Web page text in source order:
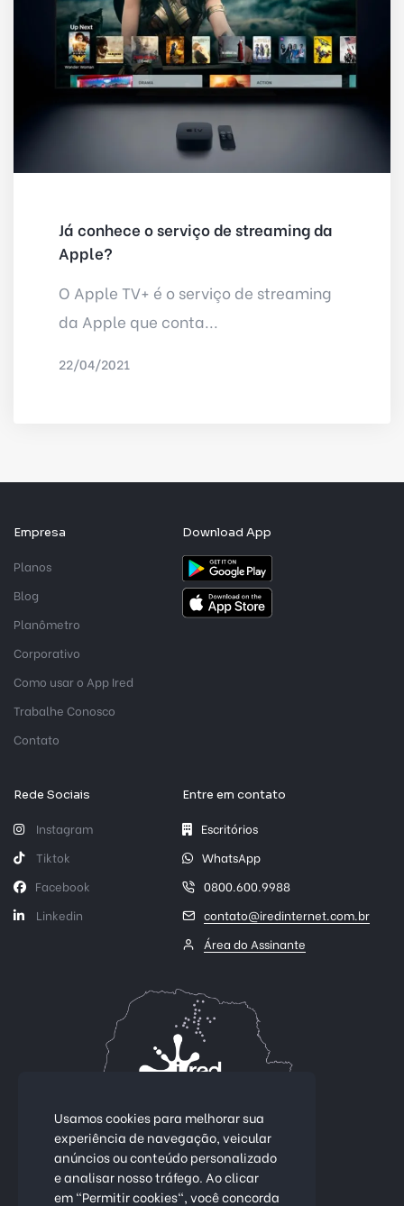
Já conhece o serviço de streaming da
Apple?
O Apple TV+ é o serviço de streaming
da Apple que conta...
22/04/2021
Conectividade 100% fibra óptica.
Empresa
Planos
Blog
Planômetro
Corporativo
Como usar o App Ired
Trabalhe Conosco
Contato
Download App
Rede Sociais
Instagram
Tiktok
Facebook
Linkedin
Entre em contato
Escritórios
WhatsApp
0800.600.9988
contato@iredinternet.com.br
Área do Assinante
Usamos cookies para melhorar sua
experiência de navegação, veicular
anúncios ou conteúdo personalizado
e analisar nosso tráfego. Ao clicar
em "Permitir cookies", você concorda